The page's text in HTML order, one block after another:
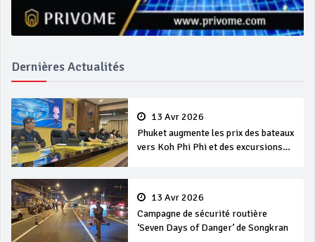
Dernières Actualités
13 Avr 2026
Phuket augmente les prix des bateaux
vers Koh Phi Phi et des excursions
13 Avr 2026
Campagne de sécurité routière
‘Seven Days of Danger’ de Songkran